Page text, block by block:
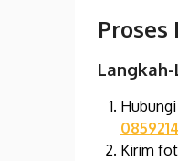
Proses
Kirim